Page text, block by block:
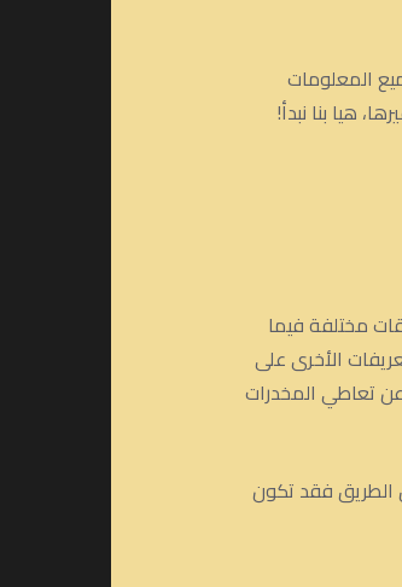
المعلومات
هيا بنا نبدأ!
مختلفة فيما
الأخرى على
عن تعاطي المخدرات
طول الطريق فقد تكون